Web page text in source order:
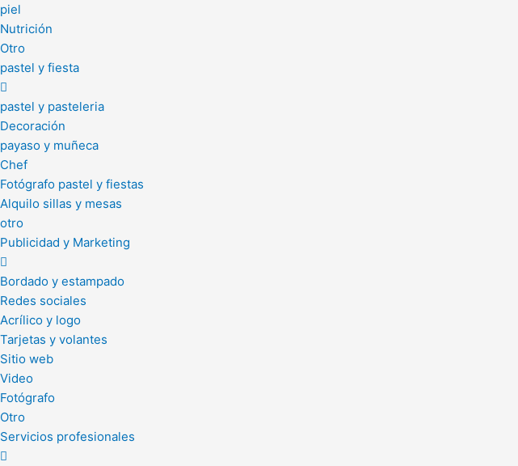
piel
Nutrición
Otro
pastel y fiesta
pastel y pasteleria
Decoración
payaso y muñeca
Chef
Fotógrafo pastel y fiestas
Alquilo sillas y mesas
otro
Publicidad y Marketing
Bordado y estampado
Redes sociales
Acrílico y logo
Tarjetas y volantes
Sitio web
Video
Fotógrafo
Otro
Servicios profesionales